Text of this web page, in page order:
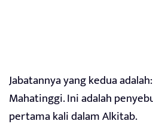
Jabatannya yang kedua
Mahatinggi. Ini adalah
pertama kali dalam Alkitab.